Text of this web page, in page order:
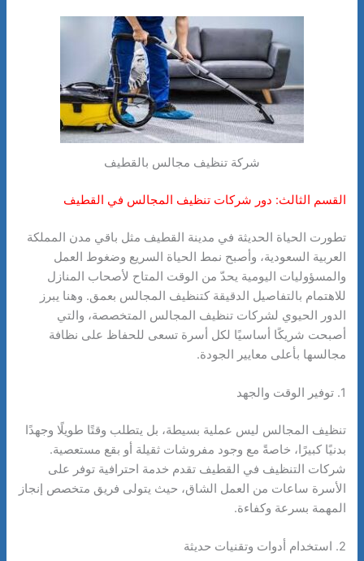
شركة تنظيف مجالس بالقطيف
القسم الثالث: دور شركات تنظيف المجالس في القطيف
تطورت الحياة الحديثة في مدينة القطيف مثل باقي مدن المملكة
العربية السعودية، وأصبح نمط الحياة السريع وضغوط العمل
والمسؤوليات اليومية يحدّ من الوقت المتاح لأصحاب المنازل
للاهتمام بالتفاصيل الدقيقة كتنظيف المجالس بعمق. وهنا يبرز
الدور الحيوي لشركات تنظيف المجالس المتخصصة، والتي
أصبحت شريكًا أساسيًا لكل أسرة تسعى للحفاظ على نظافة
مجالسها بأعلى معايير الجودة.
1. توفير الوقت والجهد
تنظيف المجالس ليس عملية بسيطة، بل يتطلب وقتًا طويلًا وجهدًا
بدنيًا كبيرًا، خاصةً مع وجود مفروشات ثقيلة أو بقع مستعصية.
شركات التنظيف في القطيف تقدم خدمة احترافية توفر على
الأسرة ساعات من العمل الشاق، حيث يتولى فريق متخصص إنجاز
المهمة بسرعة وكفاءة.
2. استخدام أدوات وتقنيات حديثة